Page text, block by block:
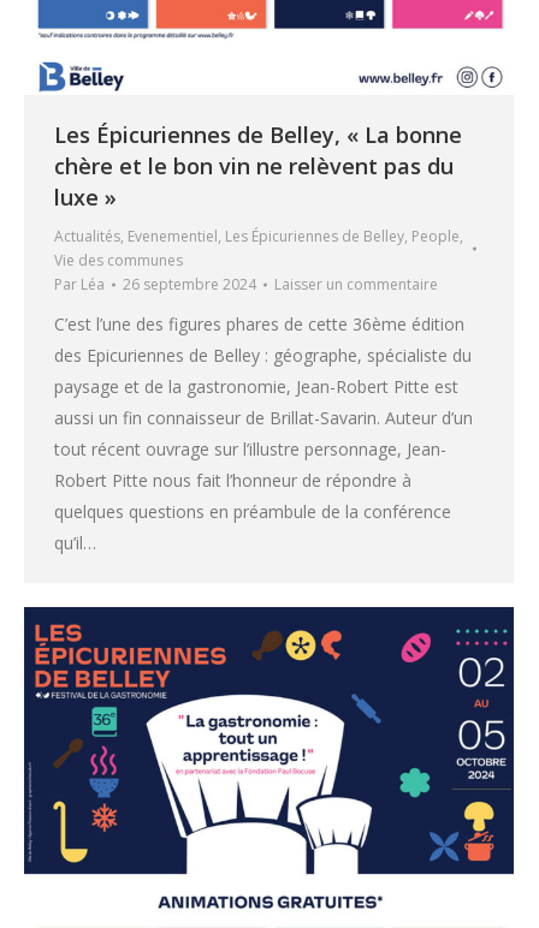
Les Épicuriennes de Belley, « La bonne
chère et le bon vin ne relèvent pas du
luxe »
Actualités, Evenementiel, Les Épicuriennes de Belley, People,
Vie des communes
Par Léa 26 septembre 2024 Laisser un commentaire
C’est l’une des figures phares de cette 36ème édition
des Epicuriennes de Belley : géographe, spécialiste du
paysage et de la gastronomie, Jean-Robert Pitte est
aussi un fin connaisseur de Brillat-Savarin. Auteur d’un
tout récent ouvrage sur l’illustre personnage, Jean-
Robert Pitte nous fait l’honneur de répondre à
quelques questions en préambule de la conférence
qu’il…